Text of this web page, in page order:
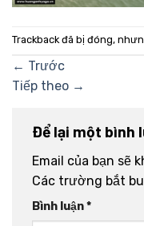
Trackback đã bị đóng,
← Trước
Tiếp theo →
Để lại một bình
Email của bạn sẽ
Các trường bắt
Bình luận*